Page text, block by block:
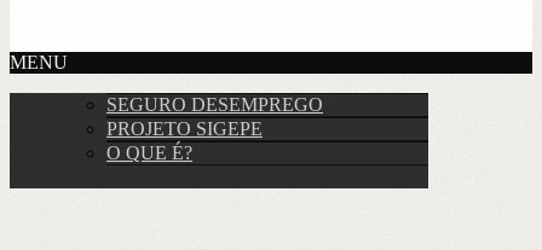
MENU
SEGURO DESEMPREGO
PROJETO SIGEPE
O QUE É?